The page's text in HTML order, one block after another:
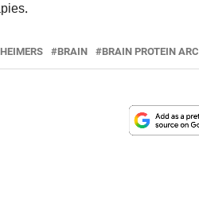
BRAIN BRAIN PROTEIN ARC